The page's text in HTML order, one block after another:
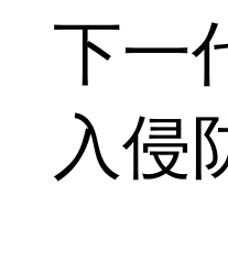
下一
入侵